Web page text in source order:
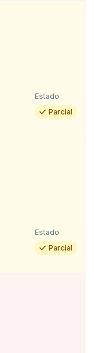
Estado
Parcial
Estado
Parcial